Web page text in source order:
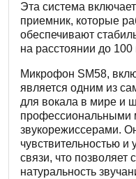
Эта система
приемник, которые
обеспечивают
на расстоянии до 100
Микрофон SM58,
является одним из
для вокала в мире и
профессиональными
звукорежиссерами.
чувствительностью и
связи, что позволяет
натуральность